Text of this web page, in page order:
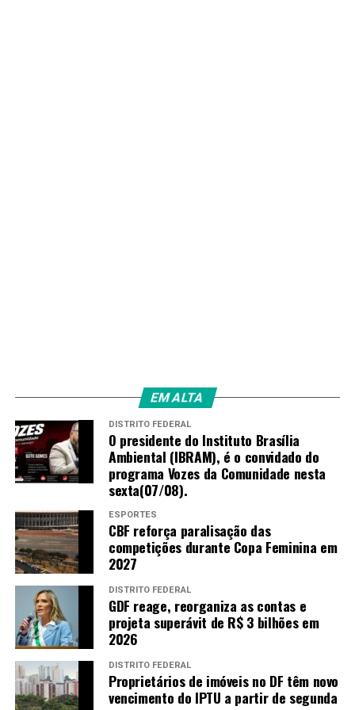
entrega gratuita para localidades com o raio de até 8km
da unidade. Demais áreas, consultar taxa de entrega.
Endereço: CLS 408 – Asa Sul
Acesse o cardápio
Instagram: @hana_restaurante
Facebook/restaurantehanabsb
TAGS
PRÓXIMO
Caixa TEM libera desbloqueio da conta poupança no
Whatsapp; veja como fazer!
RECENTES
BOLSONARO MAIS UMA VEZ, É DENUNCIADO NO TRIBUNAL
DE HAIA POR GENOCÍDIO E CRIME CONTRA A HUMANIDADE.
EM ALTA
DISTRITO FEDERAL
O presidente do Instituto Brasília
Ambiental (IBRAM), é o convidado do
programa Vozes da Comunidade nesta
sexta(07/08).
ESPORTES
CBF reforça paralisação das
competições durante Copa Feminina em
2027
DISTRITO FEDERAL
GDF reage, reorganiza as contas e
projeta superávit de R$ 3 bilhões em
2026
DISTRITO FEDERAL
Proprietários de imóveis no DF têm novo
vencimento do IPTU a partir de segunda